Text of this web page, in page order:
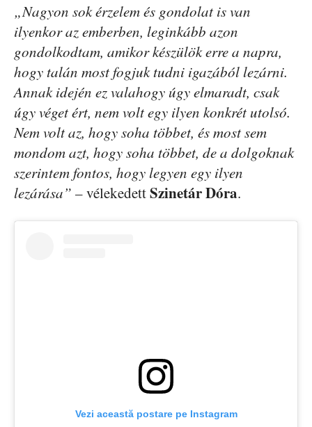
„Nagyon sok érzelem és gondolat is van
ilyenkor az emberben, leginkább azon
gondolkodtam, amikor készülök erre a napra,
hogy talán most fogjuk tudni igazából lezárni.
Annak idején ez valahogy úgy elmaradt, csak
úgy véget ért, nem volt egy ilyen konkrét utolsó.
Nem volt az, hogy soha többet, és most sem
mondom azt, hogy soha többet, de a dolgoknak
szerintem fontos, hogy legyen egy ilyen
lezárása” – vélekedettSzinetár Dóra.
Vezi această postare pe Instagram